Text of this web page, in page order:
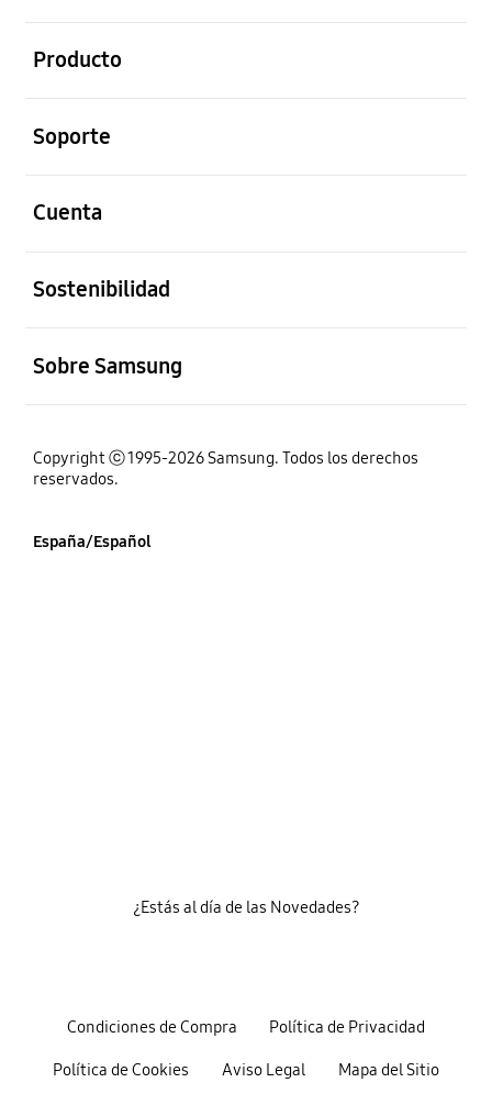
Producto
Soporte
Cuenta
Sostenibilidad
Sobre Samsung
Copyright ⓒ 1995-2026 Samsung. Todos los derechos
reservados.
España/Español
Condiciones de Compra Política de Privacidad
Política de Cookies Aviso Legal Mapa del Sitio
¿Estás al día de las Novedades?